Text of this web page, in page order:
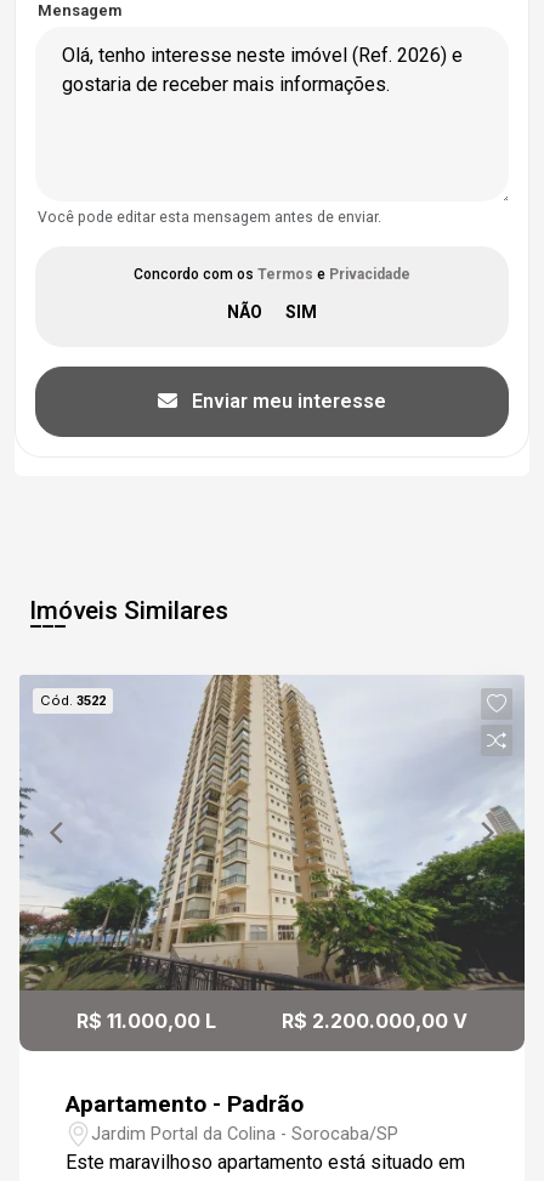
Mensagem
Você pode editar esta mensagem antes de enviar.
Concordo com os Termos e Privacidade
Enviar meu interesse
Imóveis Similares
Cód.3522
R$ 11.000,00 L R$ 2.200.000,00 V
Apartamento - Padrão
Jardim Portal da Colina - Sorocaba/SP
Este maravilhoso apartamento está situado em